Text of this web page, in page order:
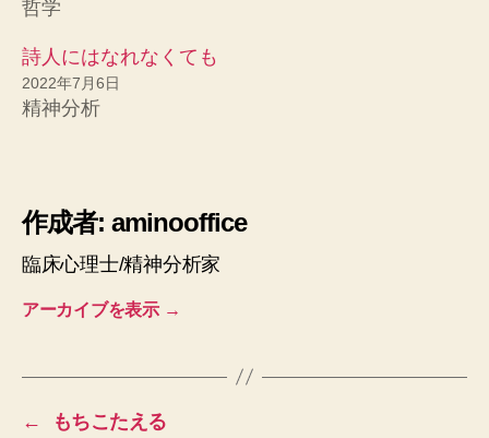
哲学
詩人にはなれなくても
2022年7月6日
精神分析
作成者: aminooffice
臨床心理士/精神分析家
アーカイブを表示 →
←
もちこたえる